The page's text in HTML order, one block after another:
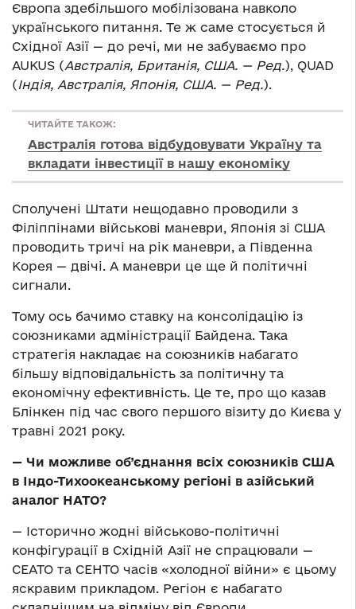
Європа здебільшого мобілізована навколо
українського питання. Те ж саме стосується й
Східної Азії — до речі, ми не забуваємо про
AUKUS (Австралія, Британія, США. — Ред.), QUAD
(Індія, Австралія, Японія, США. — Ред.).
ЧИТАЙТЕ ТАКОЖ:
Австралія готова відбудовувати Україну та
вкладати інвестиції в нашу економіку
Сполучені Штати нещодавно проводили з
Філіппінами військові маневри, Японія зі США
проводить тричі на рік маневри, а Південна
Корея — двічі. А маневри це ще й політичні
сигнали.
Тому ось бачимо ставку на консолідацію із
союзниками адміністрації Байдена. Така
стратегія накладає на союзників набагато
більшу відповідальність за політичну та
економічну ефективність. Це те, про що казав
Блінкен під час свого першого візиту до Києва у
травні 2021 року.
— Чи можливе об’єднання всіх союзників США
в Індо-Тихоокеанському регіоні в азійський
аналог НАТО?
— Історично жодні військово-політичні
конфігурації в Східній Азії не спрацювали —
СЕАТО та СЕНТО часів «холодної війни» є цьому
яскравим прикладом. Регіон є набагато